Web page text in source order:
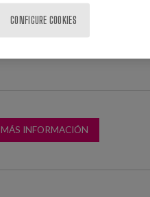
MÁS INFORMACIÓN
CONFIGURE COOKIES